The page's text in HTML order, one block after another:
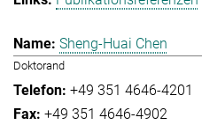
Sheng-Huai Chen
Doktorand
+49 351 4646-4201
+49 351 4646-4902